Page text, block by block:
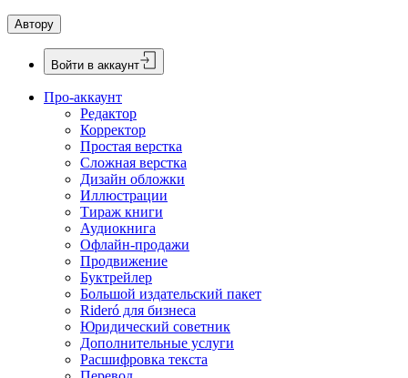
Автору
Войти в аккаунт
Про-аккаунт
Редактор
Корректор
Простая верстка
Сложная верстка
Дизайн обложки
Иллюстрации
Тираж книги
Аудиокнига
Офлайн-продажи
Продвижение
Буктрейлер
Большой издательский пакет
Rideró для бизнеса
Юридический советник
Дополнительные услуги
Расшифровка текста